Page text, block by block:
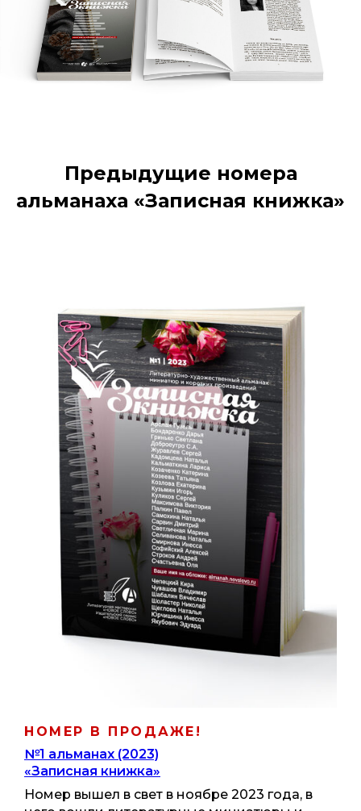
Предыдущие номера
альманаха «Записная книжка»
НОМЕР В ПРОДАЖЕ!
№1 альманах (2023)
«Записная книжка»
Номер вышел в свет в ноябре 2023 года, в